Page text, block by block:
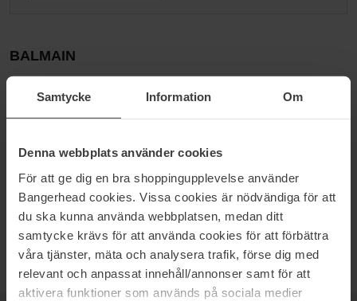
Samtycke Information Om
Denna webbplats använder cookies
För att ge dig en bra shoppingupplevelse använder
Bangerhead cookies. Vissa cookies är nödvändiga för att
du ska kunna använda webbplatsen, medan ditt
samtycke krävs för att använda cookies för att förbättra
våra tjänster, mäta och analysera trafik, förse dig med
relevant och anpassat innehåll/annonser samt för att
aktivera funktioner som används på sociala medier
BALMAIN
joka luo upeaa haute couture muotia. Balmainin tarina alkaa
vuonna 1945, kun Pierre Balmainin intohimo muotia kohtaan
vuonna 1949 lanseeraa hän ensimmäisen hajuvetensä, josta tuli
kasvanut yhdeksi maailman suurimmista muotitaloista, jonka
rinnalle Balmain Hair Couture on luonut kokoelman hiustuotteita,
joiden salaisuus perustuu muotinäytösten kulissien takana
jaettuihin hiussalaisuuksiin ja muodin uusimpiin trendeihin.